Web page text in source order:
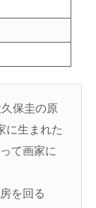
保圭の原
に生まれた
て画家に
を回る